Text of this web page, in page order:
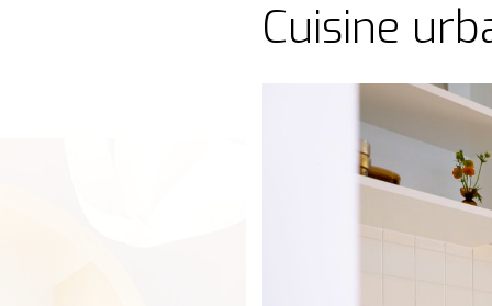
Cuisine